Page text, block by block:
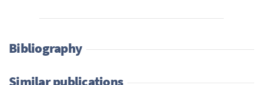
Bibliography
Similar publications